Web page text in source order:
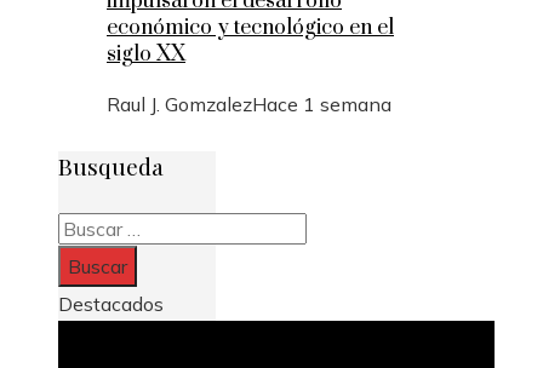
económico y tecnológico en el
siglo XX
Raul J. GomzalezHace 1 semana
Busqueda
Buscar:
Destacados